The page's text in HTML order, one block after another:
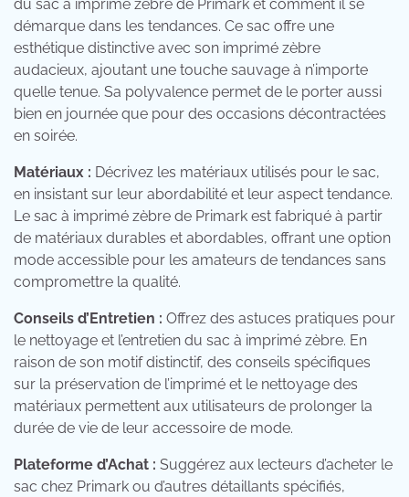
du sac à imprimé zèbre de Primark et comment il se
démarque dans les tendances. Ce sac offre une
esthétique distinctive avec son imprimé zèbre
audacieux, ajoutant une touche sauvage à n’importe
quelle tenue. Sa polyvalence permet de le porter aussi
bien en journée que pour des occasions décontractées
en soirée.
Matériaux : Décrivez les matériaux utilisés pour le sac,
en insistant sur leur abordabilité et leur aspect tendance.
Le sac à imprimé zèbre de Primark est fabriqué à partir
de matériaux durables et abordables, offrant une option
mode accessible pour les amateurs de tendances sans
compromettre la qualité.
Conseils d’Entretien : Offrez des astuces pratiques pour
le nettoyage et l’entretien du sac à imprimé zèbre. En
raison de son motif distinctif, des conseils spécifiques
sur la préservation de l’imprimé et le nettoyage des
matériaux permettent aux utilisateurs de prolonger la
durée de vie de leur accessoire de mode.
Plateforme d’Achat : Suggérez aux lecteurs d’acheter le
sac chez Primark ou d’autres détaillants spécifiés,